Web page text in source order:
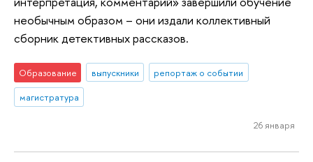
необычным образом – они издали коллективный
сборник детективных рассказов.
Образование выпускники
репортаж о событии
магистратура
26 января